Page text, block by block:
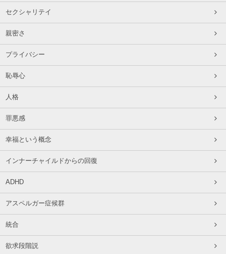
セクシャリテイ
親密さ
プライバシー
恥辱心
人格
罪悪感
幸福という概念
インナーチャイルドからの回復
ADHD
アスペルガー症候群
統合
欲求段階説